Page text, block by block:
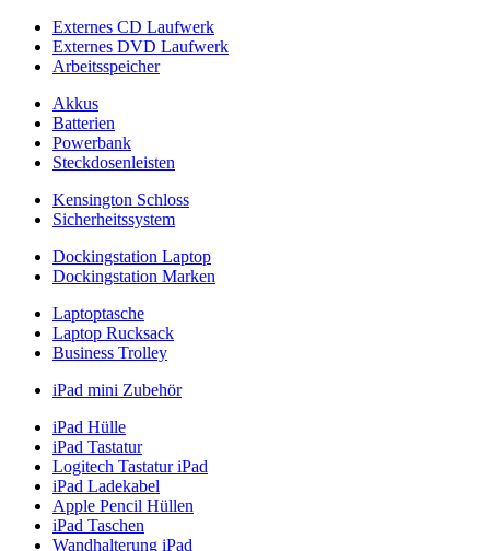
Externes CD Laufwerk
Externes DVD Laufwerk
Arbeitsspeicher
Akkus
Batterien
Powerbank
Steckdosenleisten
Kensington Schloss
Sicherheitssystem
Dockingstation Laptop
Dockingstation Marken
Laptoptasche
Laptop Rucksack
Business Trolley
iPad mini Zubehör
iPad Hülle
iPad Tastatur
Logitech Tastatur iPad
iPad Ladekabel
Apple Pencil Hüllen
iPad Taschen
Wandhalterung iPad